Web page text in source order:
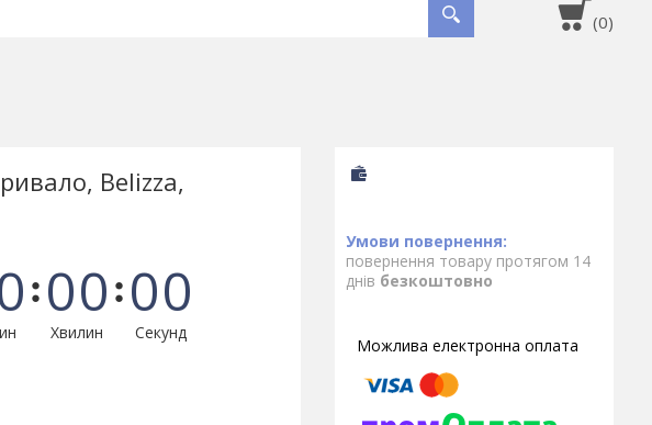
Belizza,
00
Хвилин
00
Секунд
повернення товару протягом 14
днів безкоштовно